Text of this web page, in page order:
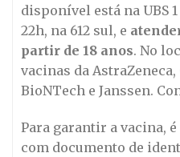
disponível está na UBS 1
22h, na 612 sul, e
partir de 18 anos. No
vacinas da
BioNTech e Janssen.
Para garantir a vacina,
com documento de